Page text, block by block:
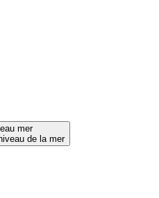
mer
de la mer